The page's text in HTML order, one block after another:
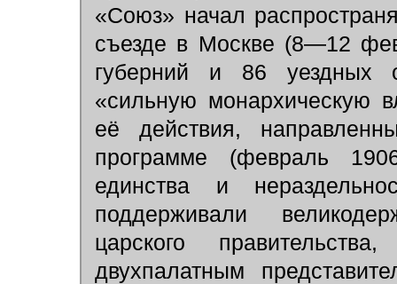
«Союз» начал
съезде в Москве (8—12
губерний и 86 уездных
«сильную монархическую
её действия,
программе (февраль
единства и
поддерживали
царского
двухпалатным